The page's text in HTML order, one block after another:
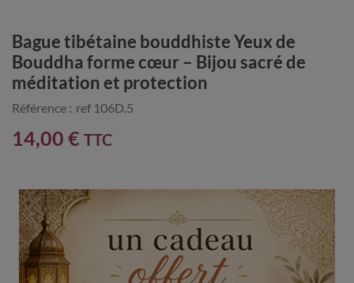
Bague tibétaine bouddhiste Yeux de
Bouddha forme cœur – Bijou sacré de
méditation et protection
Référence : ref 106D.5
14,00 € TTC